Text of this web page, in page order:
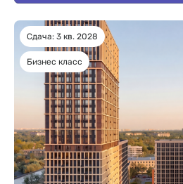
Сдача: 3 кв. 2028
Бизнес класс